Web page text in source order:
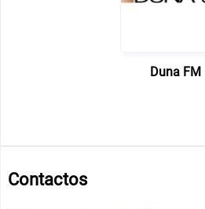
Duna FM
Contactos